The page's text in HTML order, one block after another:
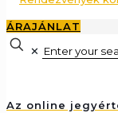
ÁRAJÁNLAT
✕
Az online